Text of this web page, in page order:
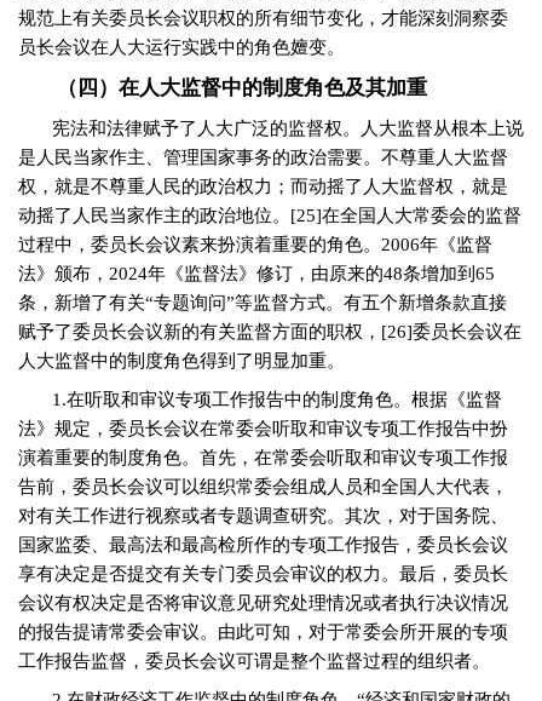
规范上有关委员长会议职权的所有细节变化，才能深刻洞察委
员长会议在人大运行实践中的角色嬗变。
（四）在人大监督中的制度角色及其加重
宪法和法律赋予了人大广泛的监督权。人大监督从根本上说
是人民当家作主、管理国家事务的政治需要。不尊重人大监督
权，就是不尊重人民的政治权力；而动摇了人大监督权，就是
动摇了人民当家作主的政治地位。 [25]在全国人大常委会的监督
过程中，委员长会议素来扮演着重要的角色。 2006年《监督
法》颁布， 2024年《监督法》修订，由原来的48条增加到 65
条，新增了有关“专题询问”等监督方式。有五个新增条款直接
赋予了委员长会议新的有关监督方面的职权， [26]委员长会议在
人大监督中的制度角色得到了明显加重。
1.在听取和审议专项工作报告中的制度角色。根据《监督
法》规定，委员长会议在常委会听取和审议专项工作报告中扮
演着重要的制度角色。首先，在常委会听取和审议专项工作报
告前，委员长会议可以组织常委会组成人员和全国人大代表，
对有关工作进行视察或者专题调查研究。其次，对于国务院、
国家监委、最高法和最高检所作的专项工作报告，委员长会议
享有决定是否提交有关专门委员会审议的权力。最后，委员长
会议有权决定是否将审议意见研究处理情况或者执行决议情况
的报告提请常委会审议。由此可知，对于常委会所开展的专项
工作报告监督，委员长会议可谓是整个监督过程的组织者。